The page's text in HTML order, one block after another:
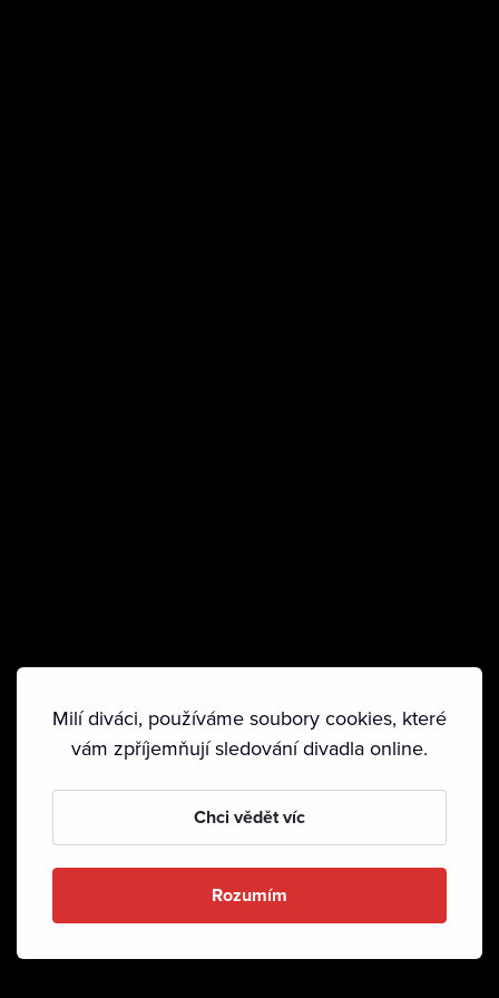
Milí diváci, používáme soubory cookies, které
vám zpříjemňují sledování divadla online.
Chci vědět víc
Rozumím